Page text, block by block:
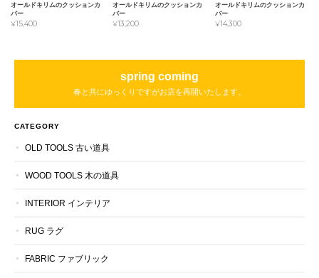
オールドキリムのクッションカ
バー
¥15,400
オールドキリムのクッションカ
バー
¥13,200
オールドキリムのクッションカ
バー
¥14,300
spring coming
春と共にゆっくりですがお店を再開いたします。
CATEGORY
OLD TOOLS 古い道具
WOOD TOOLS 木の道具
INTERIOR インテリア
RUG ラグ
FABRIC ファブリック